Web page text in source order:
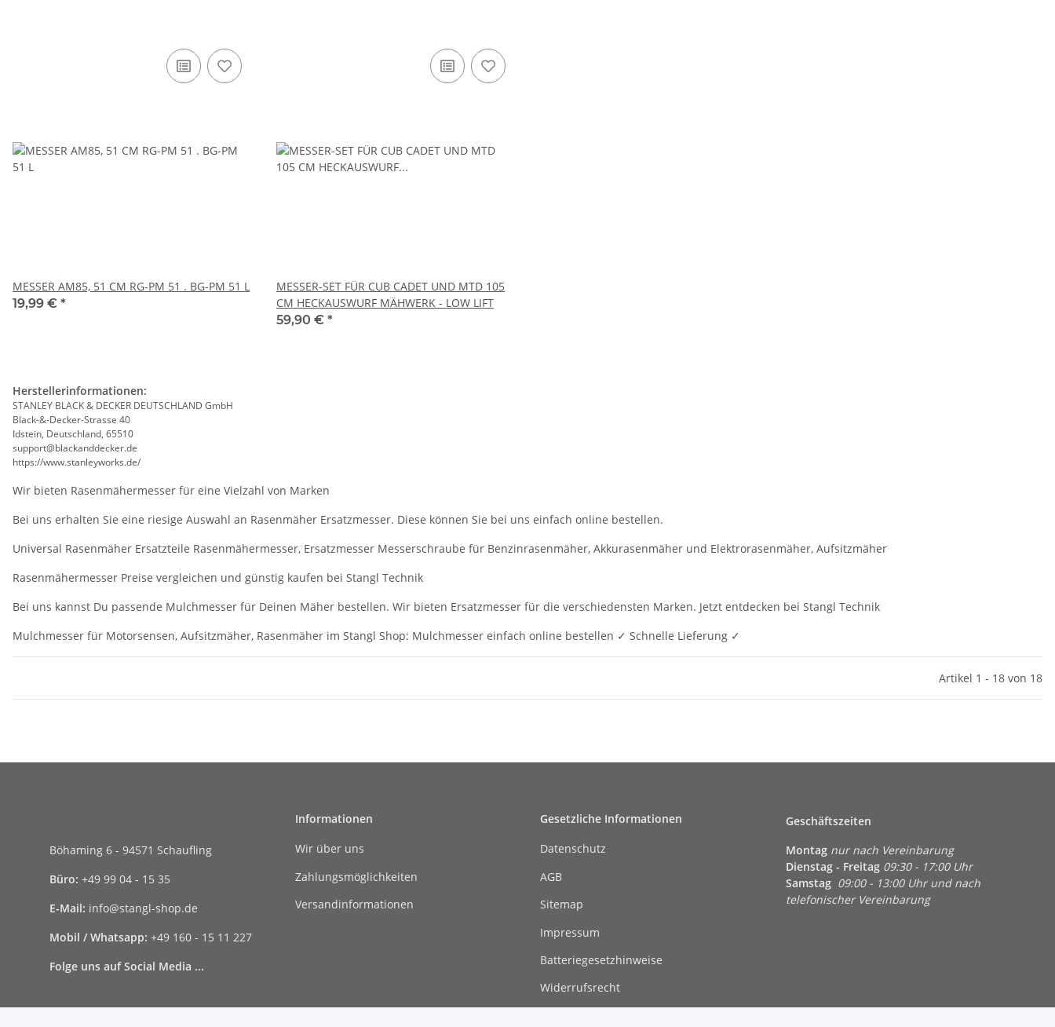
MESSER AM85, 51 CM RG-PM 51 . BG-PM 51 L
19,99 € *
MESSER-SET FÜR CUB CADET UND MTD 105
CM HECKAUSWURF MÄHWERK - LOW LIFT
59,90 € *
Herstellerinformationen:
STANLEY BLACK & DECKER DEUTSCHLAND GmbH
Black-&-Decker-Strasse 40
Idstein, Deutschland, 65510
support@blackanddecker.de
https://www.stanleyworks.de/
Wir bieten Rasenmähermesser für eine Vielzahl von Marken
Bei uns erhalten Sie eine riesige Auswahl an Rasenmäher Ersatzmesser. Diese können Sie bei uns einfach online bestellen.
Universal Rasenmäher Ersatzteile Rasenmähermesser, Ersatzmesser Messerschraube für Benzinrasenmäher, Akkurasenmäher und Elektrorasenmäher, Aufsitzmäher
Rasenmähermesser Preise vergleichen und günstig kaufen bei Stangl Technik
Bei uns kannst Du passende Mulchmesser für Deinen Mäher bestellen. Wir bieten Ersatzmesser für die verschiedensten Marken. Jetzt entdecken bei Stangl Technik
Mulchmesser für Motorsensen, Aufsitzmäher, Rasenmäher im Stangl Shop: Mulchmesser einfach online bestellen ✓ Schnelle Lieferung ✓
Artikel 1 - 18 von 18
Böhaming 6 - 94571 Schaufling
Büro: +49 99 04 - 15 35
E-Mail: info@stangl-shop.de
Mobil / Whatsapp: +49 160 - 15 11 227
Folge uns auf Social Media ...
Informationen
Wir über uns
Zahlungsmöglichkeiten
Versandinformationen
Gesetzliche Informationen
Datenschutz
AGB
Sitemap
Impressum
Batteriegesetzhinweise
Widerrufsrecht
Geschäftszeiten
Montag nur nach Vereinbarung
Dienstag - Freitag 09:30 - 17:00 Uhr
Samstag 09:00 - 13:00 Uhr und nach
telefonischer Vereinbarung